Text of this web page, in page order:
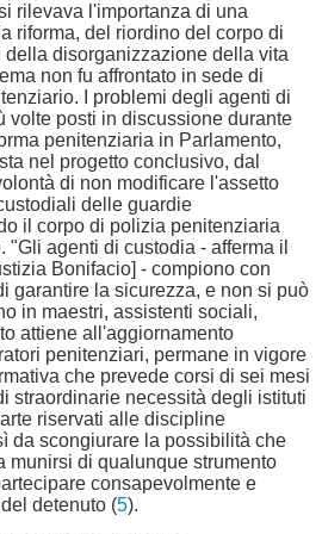
rilevava l'importanza di una
riforma, del riordino del corpo di
della disorganizzazione della vita
non fu affrontato in sede di
I problemi degli agenti di
volte posti in discussione durante
penitenziaria in Parlamento,
nel progetto conclusivo, dal
di non modificare l'assetto
delle guardie
il corpo di polizia penitenziaria
"Gli agenti di custodia - afferma il
Bonifacio] - compiono con
garantire la sicurezza, e non si può
in maestri, assistenti sociali,
attiene all'aggiornamento
penitenziari, permane in vigore
che prevede corsi di sei mesi
straordinarie necessità degli istituti
riservati alle discipline
da scongiurare la possibilità che
munirsi di qualunque strumento
consapevolmente e
detenuto (5).